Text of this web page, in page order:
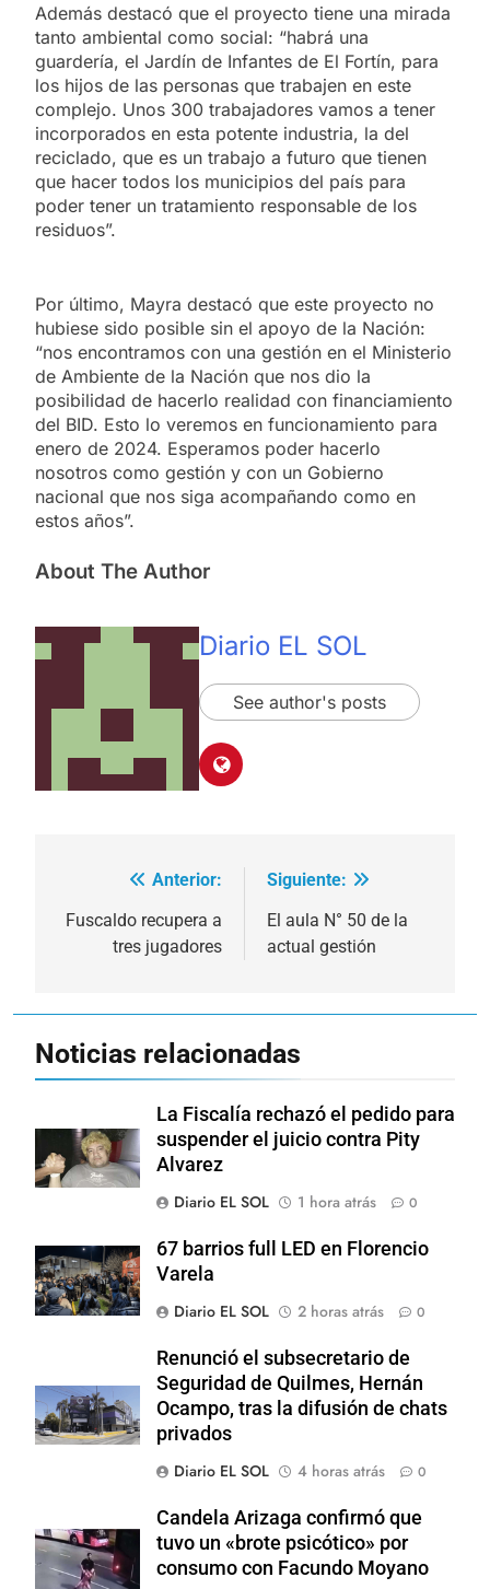
Además destacó que el proyecto tiene una mirada
tanto ambiental como social: “habrá una
guardería, el Jardín de Infantes de El Fortín, para
los hijos de las personas que trabajen en este
complejo. Unos 300 trabajadores vamos a tener
incorporados en esta potente industria, la del
reciclado, que es un trabajo a futuro que tienen
que hacer todos los municipios del país para
poder tener un tratamiento responsable de los
residuos”.
Por último, Mayra destacó que este proyecto no
hubiese sido posible sin el apoyo de la Nación:
“nos encontramos con una gestión en el Ministerio
de Ambiente de la Nación que nos dio la
posibilidad de hacerlo realidad con financiamiento
del BID. Esto lo veremos en funcionamiento para
enero de 2024. Esperamos poder hacerlo
nosotros como gestión y con un Gobierno
nacional que nos siga acompañando como en
estos años”.
About The Author
Diario EL SOL
See author's posts
Navegación
de
entradas
Anterior:
Fuscaldo recupera a
tres jugadores
Siguiente:
El aula N° 50 de la
actual gestión
Noticias relacionadas
La Fiscalía rechazó el pedido para
suspender el juicio contra Pity
Alvarez
Diario EL SOL
1 hora atrás 0
67 barrios full LED en Florencio
Varela
Diario EL SOL
2 horas atrás 0
Renunció el subsecretario de
Seguridad de Quilmes, Hernán
Ocampo, tras la difusión de chats
privados
Diario EL SOL
4 horas atrás 0
Candela Arizaga confirmó que
tuvo un «brote psicótico» por
consumo con Facundo Moyano